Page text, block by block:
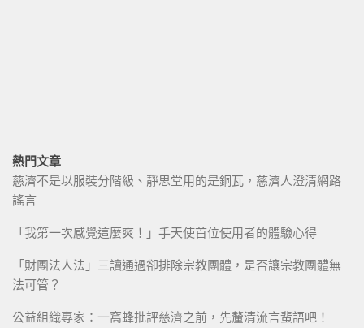
熱門文章
慈濟不是以服裝分階級、靜思堂用的是銅瓦，慈濟人澄清網路
謠言
「我第一次感覺這麼爽！」手天使首位使用者的體驗心得
「財團法人法」三讀通過卻排除宗教團體，是否讓宗教團體無
法可管？
公益組織專家：一窩蜂批評慈濟之前，先釐清流言蜚語吧！